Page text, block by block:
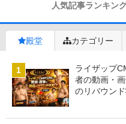
人気記事ランキン
殿堂 カテゴリー
ライザップ
者の動画・
のリバウン